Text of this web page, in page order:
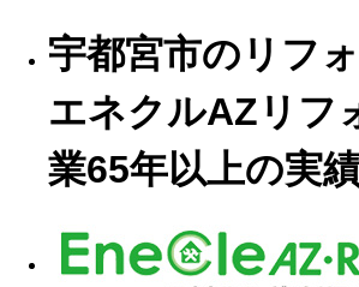
宇都宮市のリフ
エネクルAZリフ
業65年以上の実